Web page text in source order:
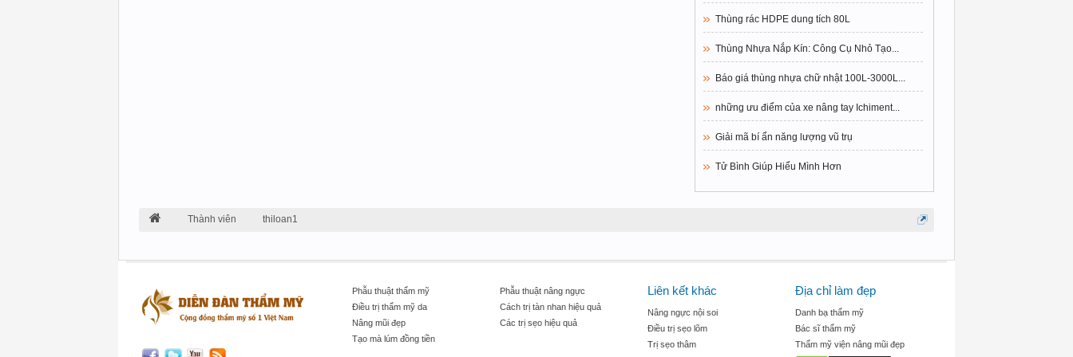
Thùng rác HDPE dung tích 80L
Thùng Nhựa Nắp Kín: Công Cụ Nhỏ Tạo...
Báo giá thùng nhựa chữ nhật 100L-3000L...
những ưu điểm của xe nâng tay Ichiment...
Giải mã bí ẩn năng lượng vũ trụ
Tử Bình Giúp Hiểu Mình Hơn
Thành viên thiloan1
Phẫu thuật thẩm mỹ
Điều trị thẩm mỹ da
Nâng mũi đẹp
Tạo mà lúm đồng tiền
Phẫu thuật nâng ngực
Cách trị tàn nhan hiệu quả
Các trị sẹo hiệu quả
Liên kết khác
Nâng ngực nội soi
Điều trị sẹo lõm
Trị sẹo thâm
Địa chỉ làm đẹp
Danh bạ thẩm mỹ
Bác sĩ thẩm mỹ
Thẩm mỹ viện nâng mũi đẹp